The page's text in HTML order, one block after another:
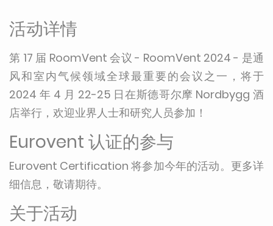
活动详情
第 17 届 RoomVent 会议 - RoomVent 2024 - 是通
风和室内气候领域全球最重要的会议之一，将于
2024 年 4 月 22-25 日在斯德哥尔摩 Nordbygg 酒
店举行，欢迎业界人士和研究人员参加！
Eurovent 认证的参与
Eurovent Certification 将参加今年的活动。更多详
细信息，敬请期待。
关于活动